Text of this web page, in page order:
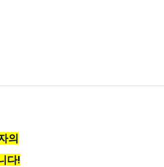
의
다!